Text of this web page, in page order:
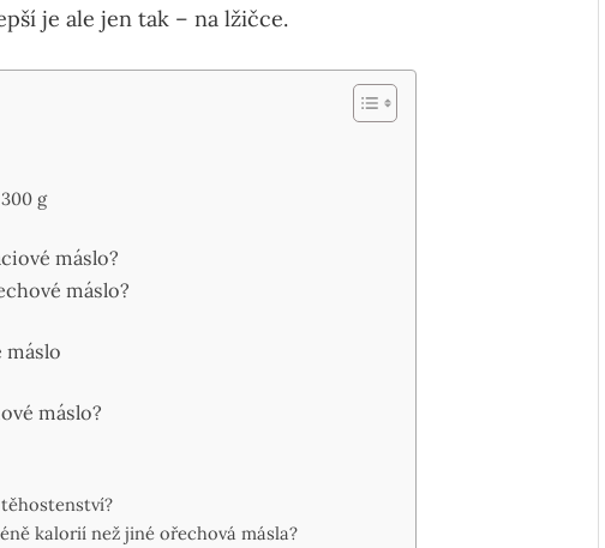
je ale jen tak – na lžičce.
g
máslo?
máslo?
máslo?
kalorií než jiné ořechová másla?